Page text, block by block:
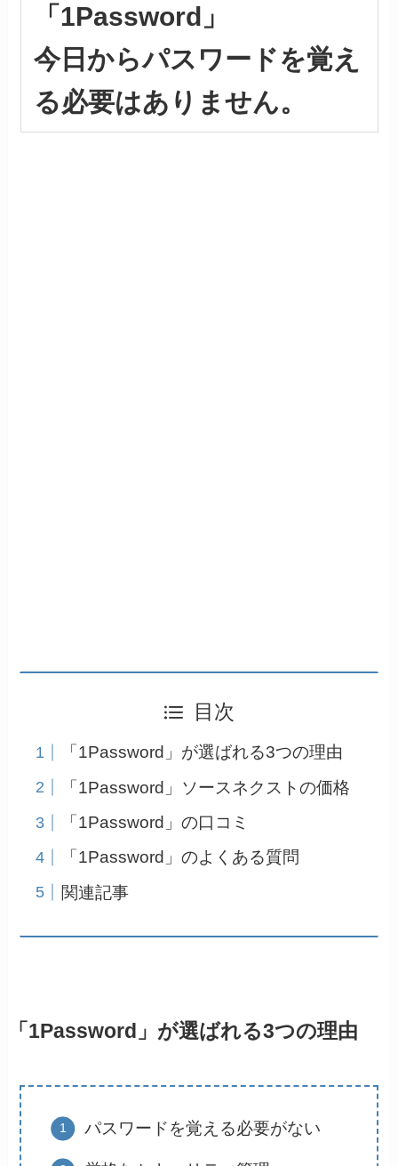
「1Password」
今日からパスワードを覚え
る必要はありません。
目次
「1Password」が選ばれる3つの理由
「1Password」ソースネクストの価格
「1Password」の口コミ
「1Password」のよくある質問
関連記事
「1Password」が選ばれる3つの理由
パスワードを覚える必要がない